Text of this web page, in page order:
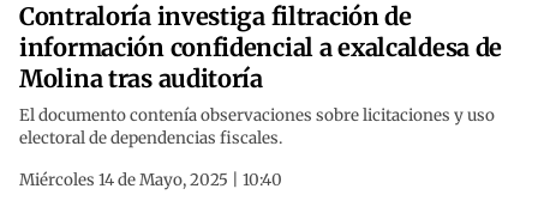
Contraloría investiga filtración de
información confidencial a exalcaldesa de
Molina tras auditoría
El documento contenía observaciones sobre licitaciones y uso
electoral de dependencias fiscales.
Miércoles 14 de Mayo, 2025 | 10:40